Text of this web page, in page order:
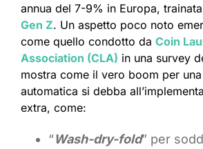
annua del 7-9% in Europa,
Gen Z. Un aspetto poco noto
come quello condotto da Coin
Association (CLA) in una survey
mostra come il vero boom per
automatica si debba
extra, come:
“Wash-dry-fold” per